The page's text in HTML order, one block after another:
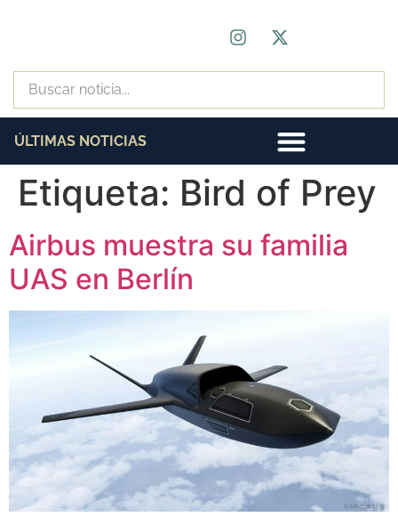
ÚLTIMAS NOTICIAS
Etiqueta: Bird of Prey
Airbus muestra su familia
UAS en Berlín